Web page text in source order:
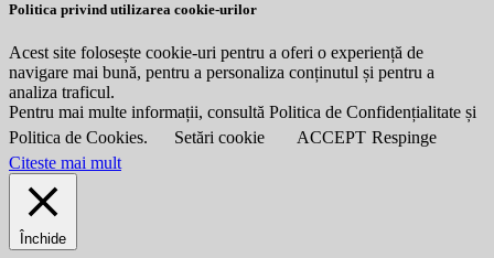
Politica privind utilizarea cookie-urilor
Acest site folosește cookie-uri pentru a oferi o experiență de
navigare mai bună, pentru a personaliza conținutul și pentru a
analiza traficul.
Pentru mai multe informații, consultă Politica de Confidențialitate și
Politica de Cookies.
Setări cookie ACCEPT Respinge
Citeste mai mult
Închide